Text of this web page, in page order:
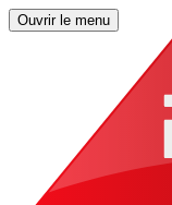
Ouvrir le menu